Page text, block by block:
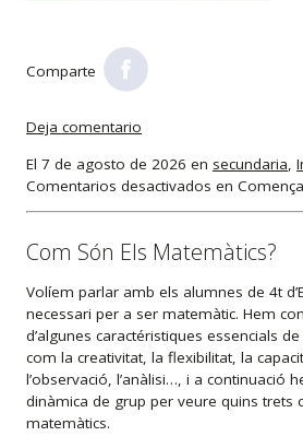
Comparte
Deja comentario
El 7 de agosto de 2026 en secundaria,
Comentarios desactivados en
Com Són Els Matemàtics?
Volíem parlar amb els alumnes de 4t
necessari per a ser matemàtic. Hem
d’algunes caractéristiques essencials
com la creativitat, la flexibilitat, la
l’observació, l’anàlisi…, i a continuació
dinàmica de grup per veure quins trets
matemàtics.